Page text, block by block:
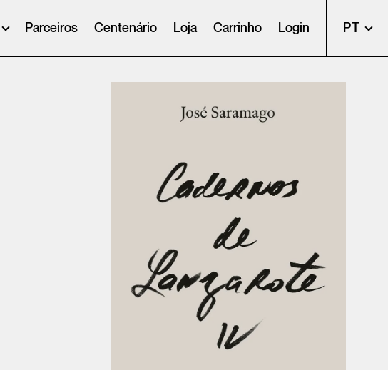
Parceiros Centenário Loja Carrinho Login PT